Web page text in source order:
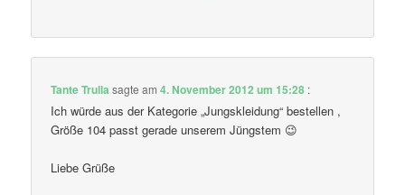
Tante Trulla sagte am4. November 2012 um 15:28 :
Ich würde aus der Kategorie „Jungskleidung“ bestellen ,
Größe 104 passt gerade unserem Jüngstem 😉
Liebe Grüße